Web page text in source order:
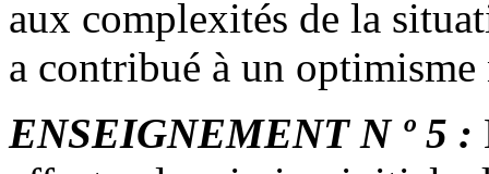
aux complexités de la
a contribué à un
ENSEIGNEMENT N º 5 :